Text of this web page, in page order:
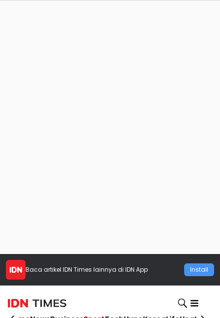
Baca artikel IDN Times lainnya di IDN App Install